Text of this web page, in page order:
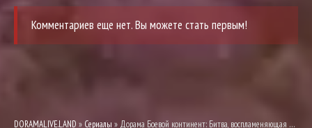
Комментариев еще нет. Вы можете стать первым!
DORAMALIVE.LAND » Сериалы » Дорама Боевой континент: Битва, воспламеняющая дух смотреть онлайн